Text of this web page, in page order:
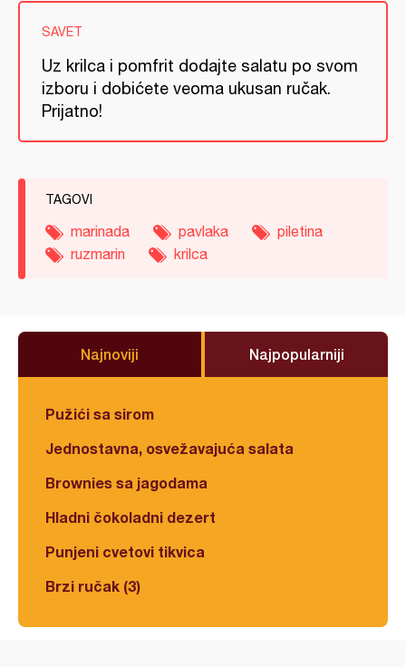
SAVET
Uz krilca i pomfrit dodajte salatu po svom
izboru i dobićete veoma ukusan ručak.
Prijatno!
TAGOVI
marinada pavlaka
piletina
ruzmarin
krilca
Najnoviji Najpopularniji
Pužići sa sirom
Jednostavna, osvežavajuća salata
Brownies sa jagodama
Hladni čokoladni dezert
Punjeni cvetovi tikvica
Brzi ručak (3)